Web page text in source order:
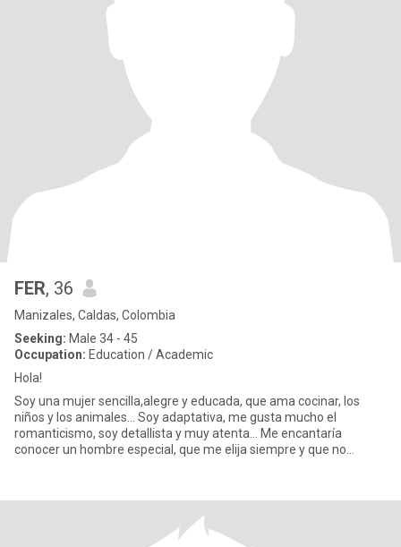
FER, 36
Manizales, Caldas, Colombia
Seeking: Male 34 - 45
Occupation: Education / Academic
Hola!
Soy una mujer sencilla,alegre y educada, que ama cocinar, los
niños y los animales... Soy adaptativa, me gusta mucho el
romanticismo, soy detallista y muy atenta... Me encantaría
conocer un hombre especial, que me elija siempre y que no